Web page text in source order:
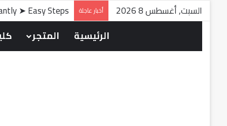
السبت, أغسطس 8 2026 أخبار عاجلة ➤ Easy Steps
الرئيسية المتجر